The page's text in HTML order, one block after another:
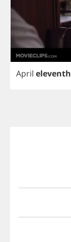
April eleventh